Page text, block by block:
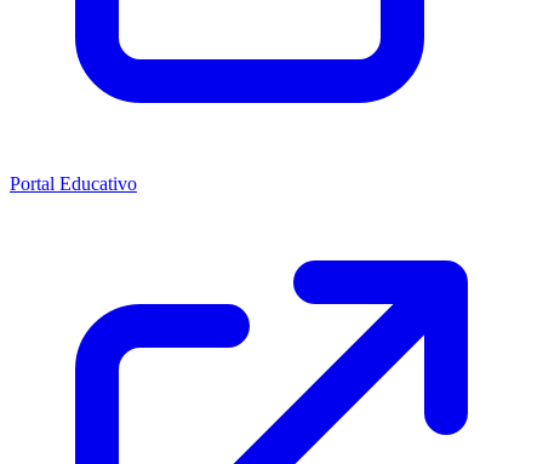
Portal Educativo